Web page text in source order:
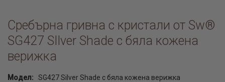
Сребърна гривна с кристали от Sw®
SG427 SIlver Shade с бяла кожена
верижка
Модел: SG427 Silver Shade с бяла кожена верижка